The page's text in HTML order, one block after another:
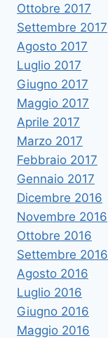
Ottobre 2017
Settembre 2017
Agosto 2017
Luglio 2017
Giugno 2017
Maggio 2017
Aprile 2017
Marzo 2017
Febbraio 2017
Gennaio 2017
Dicembre 2016
Novembre 2016
Ottobre 2016
Settembre 2016
Agosto 2016
Luglio 2016
Giugno 2016
Maggio 2016